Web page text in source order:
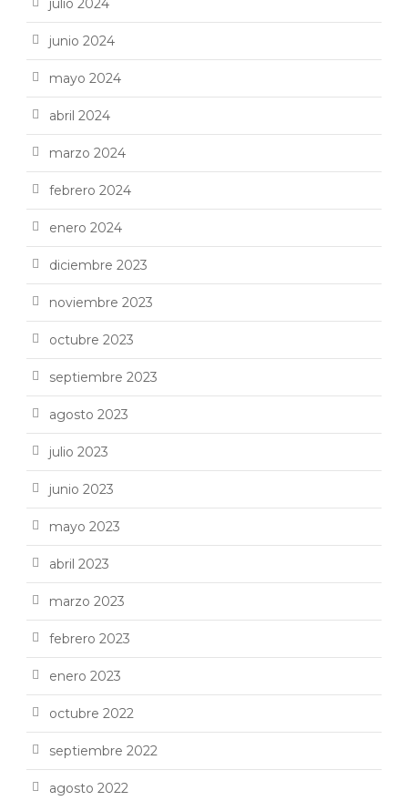
julio 2024
junio 2024
mayo 2024
abril 2024
marzo 2024
febrero 2024
enero 2024
diciembre 2023
noviembre 2023
octubre 2023
septiembre 2023
agosto 2023
julio 2023
junio 2023
mayo 2023
abril 2023
marzo 2023
febrero 2023
enero 2023
octubre 2022
septiembre 2022
agosto 2022